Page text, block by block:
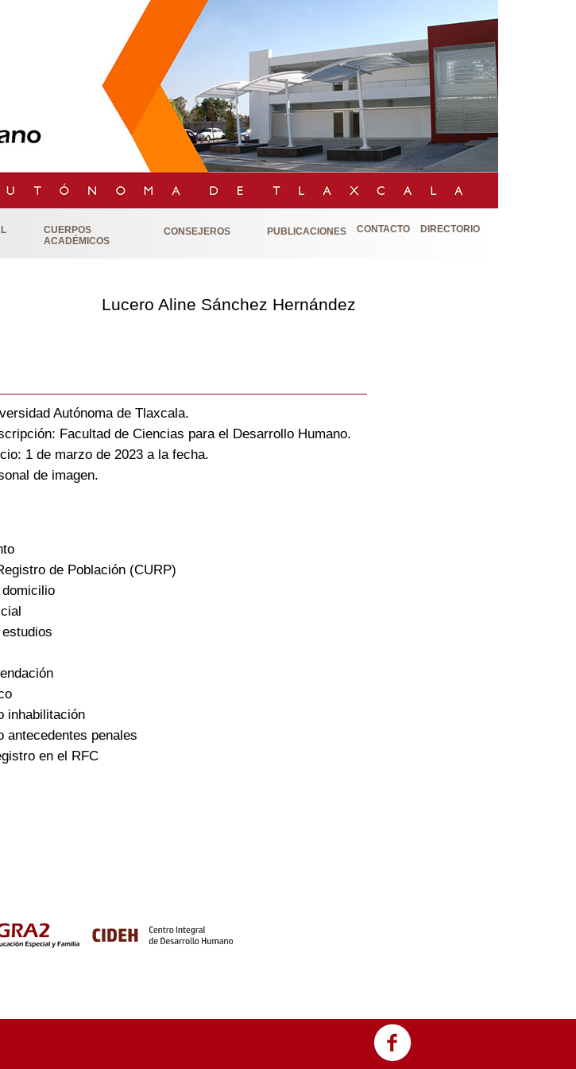
CONTACTO DIRECTORIO
PUBLICACIONES
CUERPOS
ACADÉMICOS
CONSEJEROS
Lucero Aline Sánchez Hernández
Autónoma de Tlaxcala.
Facultad de Ciencias para el Desarrollo Humano.
1 de marzo de 2023 a la fecha.
de imagen.
de Población (CURP)
inhabilitación
antecedentes penales
en el RFC